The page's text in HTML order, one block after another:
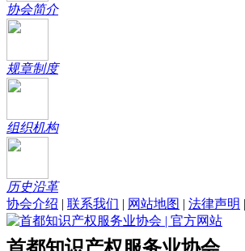
协会简介
规章制度
组织机构
历史沿革
协会介绍
联系我们 网站地图 法律声明